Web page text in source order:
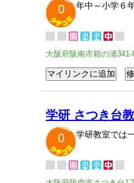
0
年中～小学６
大阪府阪南市箱の浦341-
学研 さつき台
0
学研教室では